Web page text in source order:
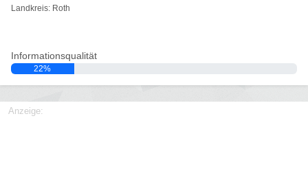
Landkreis: Roth
Informationsqualität
22%
Anzeige: